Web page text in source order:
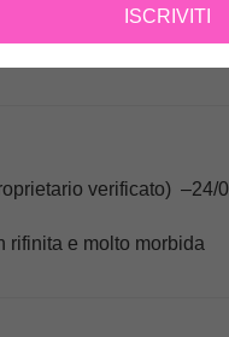
verificato) –24/
rifinita e molto morbida
ISCRIVITI